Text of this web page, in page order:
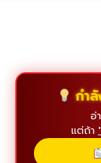
กำ
อ่
แต่ถ้า